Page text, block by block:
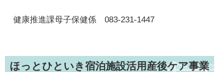
健康推進課母子保健係 083-231-1447
ほっとひといき宿泊施設活用産後ケア事業